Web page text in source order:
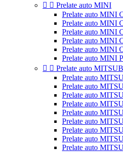
  Prelate auto MINI
Prelate auto MINI
Prelate auto MINI
Prelate auto MINI
Prelate auto MINI
Prelate auto MINI
Prelate auto MINI
  Prelate auto
Prelate auto
Prelate auto
Prelate auto
Prelate auto
Prelate auto
Prelate auto
Prelate auto
Prelate auto
Prelate auto